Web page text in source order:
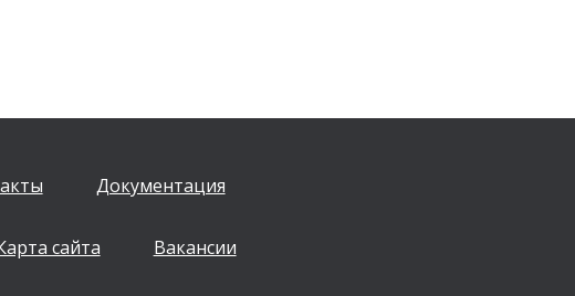
Документация
сайта Вакансии